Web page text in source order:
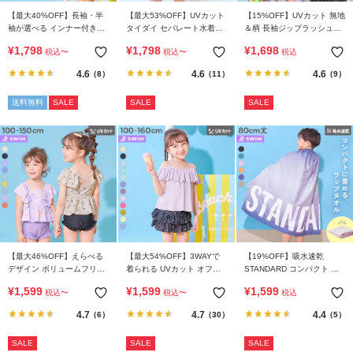
ド
よ
く
る
質
問
FOLLOW
【最大40%OFF】長袖・半
袖が選べる インナー付き
アップ水着
¥1,798 税込〜
4.6（8）
送料無料 SALE
【最大53%OFF】UVカット
タイダイ セパレート水着
¥1,798 税込〜
4.6（11）
SALE
【15%OFF】UVカット 無地
＆柄 長袖ジップラッシュガ
¥1,698 税込
4.6（9）
SALE
【最大46%OFF】えらべる
デザイン ボリュームフリル
¥1,599 税込〜
4.7 （6）
SALE
【最大54%OFF】3WAYで
着られる UVカット オフシ
¥1,599 税込〜
4.7（30）
SALE
【19%OFF】吸水速乾
STANDARD コンパクト ラ
¥1,599 税込
4.4（5）
SALE